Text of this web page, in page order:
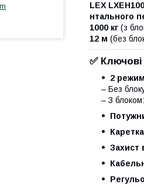
LEX
нтального
1000 кг (з
12 м (без
✅
2
– Без
– З блоком:
Захист